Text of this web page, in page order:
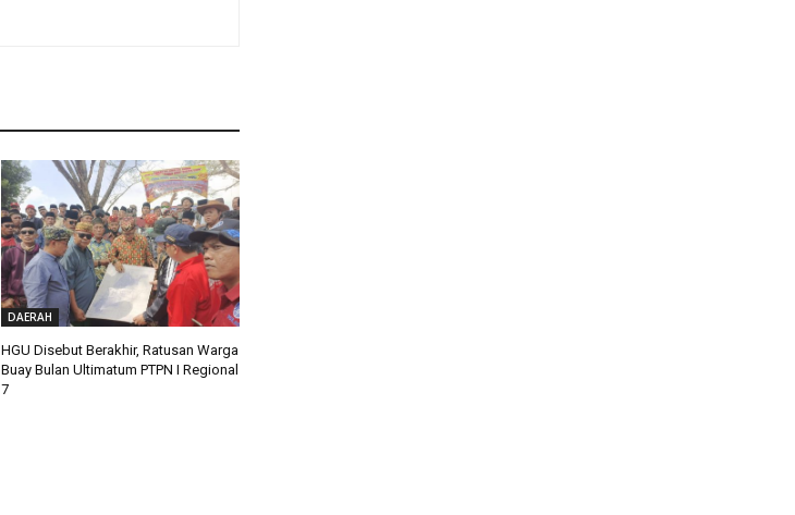
DAERAH
HGU Disebut Berakhir, Ratusan Warga
Buay Bulan Ultimatum PTPN I Regional
7